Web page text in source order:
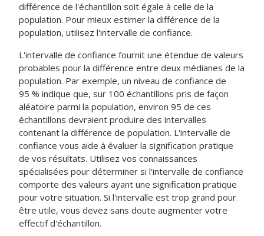
différence de l'échantillon soit égale à celle de la
population. Pour mieux estimer la différence de la
population, utilisez l'intervalle de confiance.
L'intervalle de confiance fournit une étendue de valeurs
probables pour la différence entre deux médianes de la
population. Par exemple, un niveau de confiance de
95 % indique que, sur 100 échantillons pris de façon
aléatoire parmi la population, environ 95 de ces
échantillons devraient produire des intervalles
contenant la différence de population. L'intervalle de
confiance vous aide à évaluer la signification pratique
de vos résultats. Utilisez vos connaissances
spécialisées pour déterminer si l'intervalle de confiance
comporte des valeurs ayant une signification pratique
pour votre situation. Si l'intervalle est trop grand pour
être utile, vous devez sans doute augmenter votre
effectif d'échantillon.